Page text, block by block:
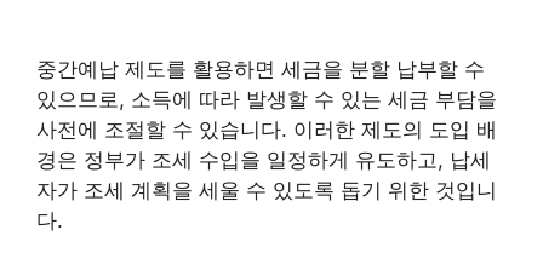
중간예납 제도를 활용하면 세금을 분할 납부할 수
있으므로, 소득에 따라 발생할 수 있는 세금 부담을
사전에 조절할 수 있습니다. 이러한 제도의 도입 배
경은 정부가 조세 수입을 일정하게 유도하고, 납세
자가 조세 계획을 세울 수 있도록 돕기 위한 것입니
다.